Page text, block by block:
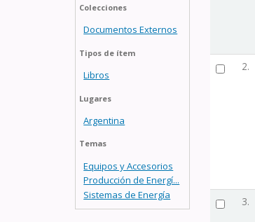
Colecciones
Documentos Externos
Tipos de ítem
Libros
Lugares
Argentina
Temas
Equipos y Accesorios
Producción de Energí...
Sistemas de Energía
2.
3.